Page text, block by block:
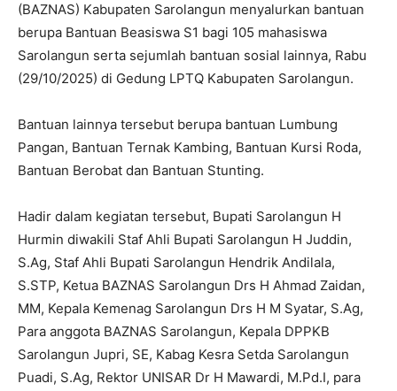
(BAZNAS) Kabupaten Sarolangun menyalurkan bantuan
berupa Bantuan Beasiswa S1 bagi 105 mahasiswa
Sarolangun serta sejumlah bantuan sosial lainnya, Rabu
(29/10/2025) di Gedung LPTQ Kabupaten Sarolangun.
Bantuan lainnya tersebut berupa bantuan Lumbung
Pangan, Bantuan Ternak Kambing, Bantuan Kursi Roda,
Bantuan Berobat dan Bantuan Stunting.
Hadir dalam kegiatan tersebut, Bupati Sarolangun H
Hurmin diwakili Staf Ahli Bupati Sarolangun H Juddin,
S.Ag, Staf Ahli Bupati Sarolangun Hendrik Andilala,
S.STP, Ketua BAZNAS Sarolangun Drs H Ahmad Zaidan,
MM, Kepala Kemenag Sarolangun Drs H M Syatar, S.Ag,
Para anggota BAZNAS Sarolangun, Kepala DPPKB
Sarolangun Jupri, SE, Kabag Kesra Setda Sarolangun
Puadi, S.Ag, Rektor UNISAR Dr H Mawardi, M.Pd.I, para